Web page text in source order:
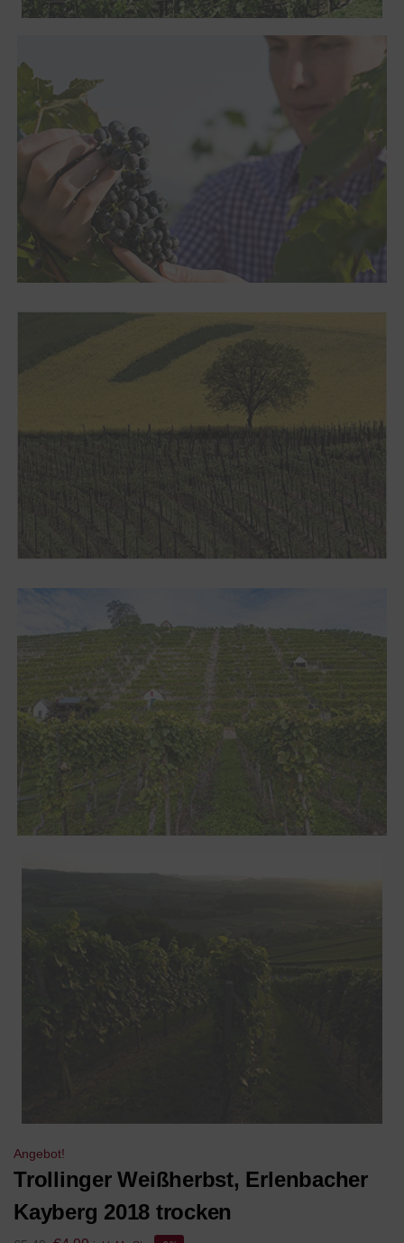
Angebot!
Trollinger Weißherbst, Erlenbacher
Kayberg 2018 trocken